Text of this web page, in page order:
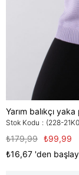
Yarım balıkçı
Stok Kodu (228-
₺179,99 ₺99,99
₺16,67 'den